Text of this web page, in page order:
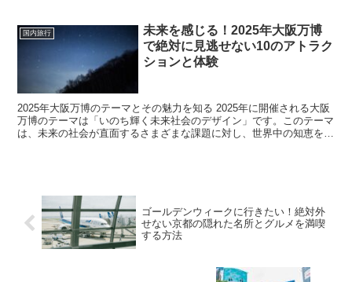
国内旅行
未来を感じる！2025年大阪万博
で絶対に見逃せない10のアトラク
ションと体験
2025年大阪万博のテーマとその魅力を知る 2025年に開催される大阪
万博のテーマは「いのち輝く未来社会のデザイン」です。このテーマ
は、未来の社会が直面するさまざまな課題に対し、世界中の知恵を結
ゴールデンウィークに行きたい！絶対外
せない京都の隠れた名所とグルメを満喫
する方法